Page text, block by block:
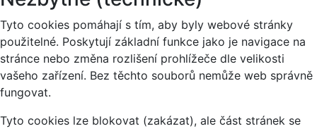
Tyto cookies pomáhají s tím, aby byly webové stránky
použitelné. Poskytují základní funkce jako je navigace na
stránce nebo změna rozlišení prohlížeče dle velikosti
vašeho zařízení. Bez těchto souborů nemůže web správně
fungovat.
Tyto cookies lze blokovat (zakázat), ale část stránek se